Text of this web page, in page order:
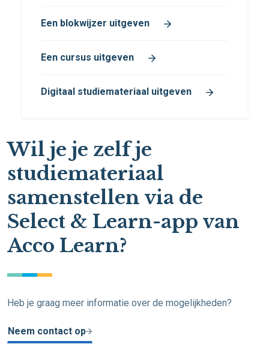
Een blokwijzer uitgeven
Een cursus uitgeven
Digitaal studiemateriaal uitgeven
Wil je je zelf je
studiemateriaal
samenstellen via de
Select & Learn-app van
Acco Learn?
Heb je graag meer informatie over de mogelijkheden?
Neem contact op